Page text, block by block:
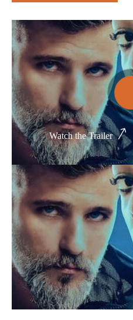
Thể loại phim
Phim kinh dị
Hài hước
Hoạt hình
Hành động
Tình cảm
Việt Nam
Watch the Trailer